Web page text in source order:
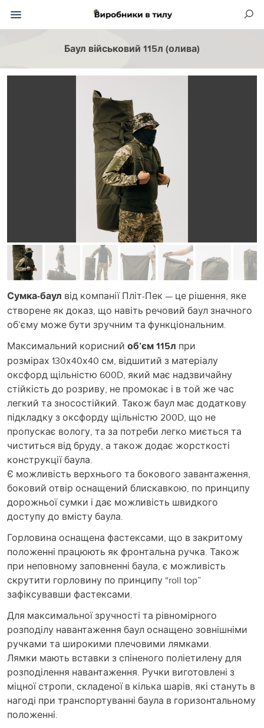
Баул військовий 115л (олива)
Сумка-баул від компанії Пліт-Пек — це рішення, яке
створене як доказ, що навіть речовий баул значного
об’єму може бути зручним та функціональним.
Максимальний корисний об’єм 115л при
розмірах 130х40х40 см, відшитий з матеріалу
оксфорд щільністю 600D, який має надзвичайну
стійкість до розриву, не промокає і в той же час
легкий та зносостійкий. Також баул має додаткову
підкладку з оксфорду щільністю 200D, що не
пропускає вологу, та за потреби легко миється та
чиститься від бруду, а також додає жорсткості
конструкції баула.
Є можливість верхнього та бокового завантаження,
боковий отвір оснащений блискавкою, по принципу
дорожньої сумки і дає можливість швидкого
доступу до вмісту баула.
Горловина оснащена фастексами, що в закритому
положенні працюють як фронтальна ручка. Також
при неповному заповненні баула, є можливість
скрутити горловину по принципу “roll top”
зафіксувавши фастексами.
Для максимальної зручності та рівномірного
розподілу навантаження баул оснащено зовнішніми
ручками та широкими плечовими лямками.
Лямки мають вставки з спіненого поліетилену для
розподілення навантаження. Ручки виготовлені з
міцної стропи, складеної в кілька шарів, які стануть в
нагоді при транспортуванні баула в горизонтальному
положенні.